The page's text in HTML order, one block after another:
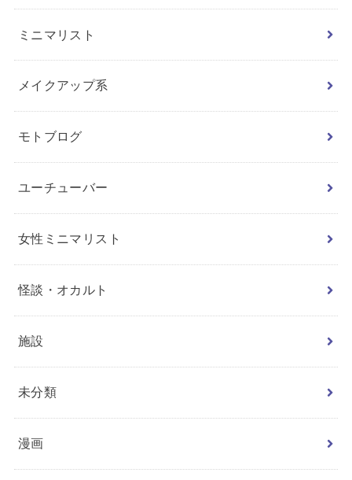
ミニマリスト
メイクアップ系
モトブログ
ユーチューバー
女性ミニマリスト
怪談・オカルト
施設
未分類
漫画